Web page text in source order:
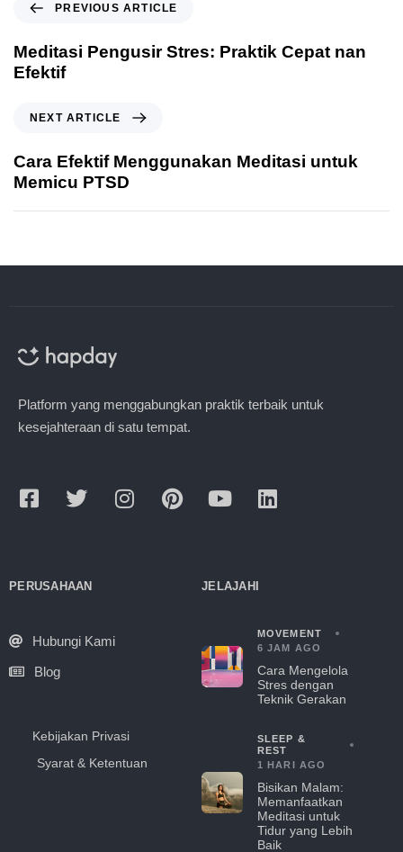
PREVIOUS ARTICLE
Meditasi Pengusir Stres: Praktik Cepat nan
Efektif
NEXT ARTICLE
Cara Efektif Menggunakan Meditasi untuk
Memicu PTSD
Platform yang menggabungkan praktik terbaik untuk
kesejahteraan di satu tempat.
PERUSAHAAN
Hubungi Kami
Blog
Kebijakan Privasi
Syarat & Ketentuan
JELAJAHI
MOVEMENT
6 JAM AGO
Cara Mengelola
Stres dengan
Teknik Gerakan
SLEEP &
REST
1 HARI AGO
Bisikan Malam:
Memanfaatkan
Meditasi untuk
Tidur yang Lebih
Baik